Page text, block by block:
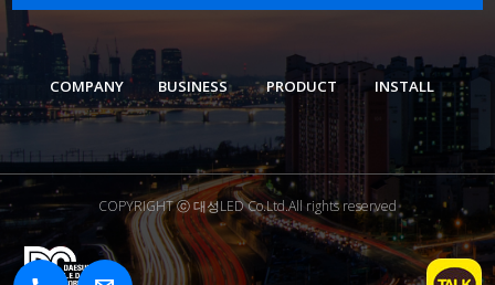
COMPANY BUSINESS PRODUCT INSTALL
COPYRIGHT ⓒ 대성LED Co.Ltd.All rights reserved